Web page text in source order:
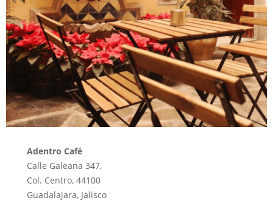
Adentro Café
Calle Galeana 347,
Col. Centro, 44100
Guadalajara, Jalisco